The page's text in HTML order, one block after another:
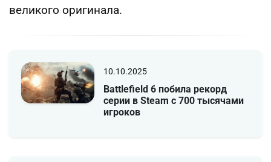
великого оригинала.
10.10.2025
Battlefield 6 побила рекорд
серии в Steam с 700 тысячами
игроков